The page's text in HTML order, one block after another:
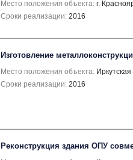
Место положения объекта: г.
Сроки реализации: 2016
Изготовление
Место положения объекта:
Сроки реализации: 2016
Реконструкция здания ОПУ